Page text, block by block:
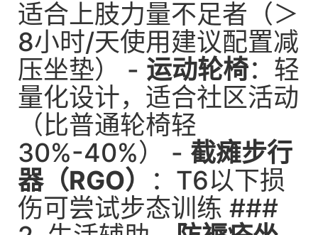
适合上肢力量不足者（＞
8小时/天使用建议配置减
压坐垫） - 运动轮椅：轻
量化设计，适合社区活动
（比普通轮椅轻
30%-40%） - 截瘫步行
器（RGO）
：T6以下损
伤可尝试步态训练 ###